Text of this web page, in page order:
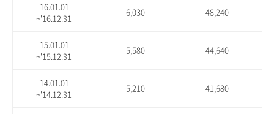
'16.01.01
~'16.12.31
6,030 48,240
'15.01.01
~'15.12.31
5,580 44,640
'14.01.01
~'14.12.31
5,210 41,680